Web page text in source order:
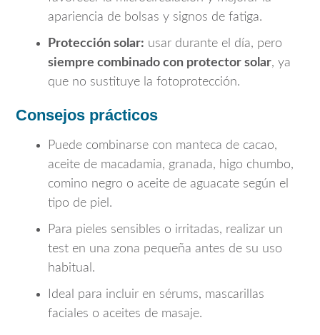
apariencia de bolsas y signos de fatiga.
Protección solar: usar durante el día, pero
siempre combinado con protector solar, ya
que no sustituye la fotoprotección.
Consejos prácticos
Puede combinarse con manteca de cacao,
aceite de macadamia, granada, higo chumbo,
comino negro o aceite de aguacate según el
tipo de piel.
Para pieles sensibles o irritadas, realizar un
test en una zona pequeña antes de su uso
habitual.
Ideal para incluir en sérums, mascarillas
faciales o aceites de masaje.